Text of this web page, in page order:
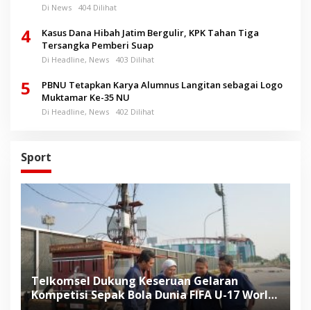
Di News 404 Dilihat
4
Kasus Dana Hibah Jatim Bergulir, KPK Tahan Tiga
Tersangka Pemberi Suap
Di Headline, News 403 Dilihat
5
PBNU Tetapkan Karya Alumnus Langitan sebagai Logo
Muktamar Ke-35 NU
Di Headline, News 402 Dilihat
Sport
Telkomsel Dukung Keseruan Gelaran
Kompetisi Sepak Bola Dunia FIFA U-17 World